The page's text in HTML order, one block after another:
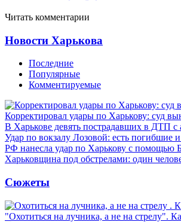
Читать комментарии
Новости Харькова
Последние
Популярные
Комментируемые
Корректировал удары по Харькову: суд
В Харькове девять пострадавших в ДТП с
Удар по вокзалу Лозовой: есть погибшие
РФ нанесла удар по Харькову с помощью
Харьковщина под обстрелами: один
Сюжеты
"Охотиться на лучника, а не на стрелу".